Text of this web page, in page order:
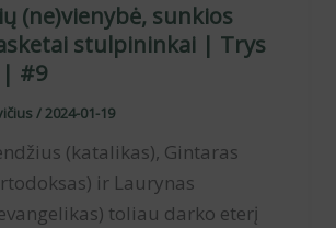
(ne)vienybė, sunkios
stulpininkai | Trys
| #9
/2024-01-19
(katalikas), Gintaras
ir Laurynas
toliau darko eterį